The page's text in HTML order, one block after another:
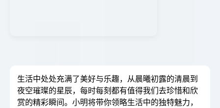
生活中处处充满了美好与乐趣，从晨曦初露的清晨到
夜空璀璨的星辰，每时每刻都有值得我们去珍惜和欣
赏的精彩瞬间。小明将带你领略生活中的独特魅力，